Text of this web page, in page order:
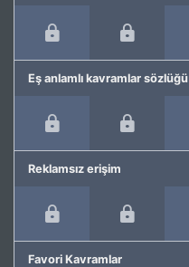
Eş anlamlı kavramlar sözlüğü
Reklamsız erişim
Favori Kavramlar